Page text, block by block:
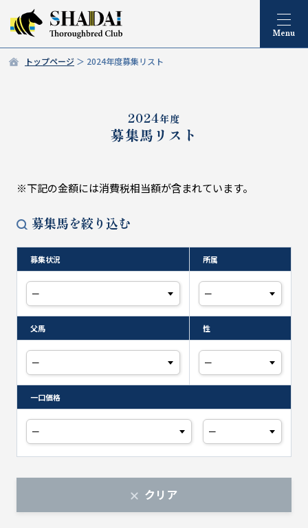
トップページ 2024年度募集リスト
2024年度
募集馬リスト
※下記の金額には消費税相当額が含まれています。
募集馬を絞り込む
募集状況 所属
父馬 性
一口価格
クリア